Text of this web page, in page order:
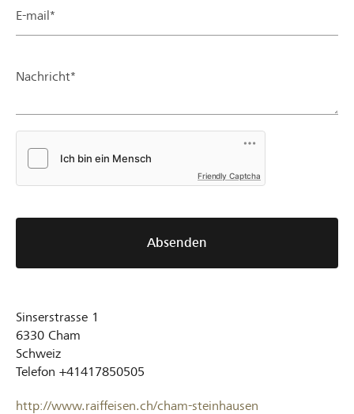
E-mail*
Nachricht*
Friendly Captcha
Absenden
Sinserstrasse 1
6330 Cham
Schweiz
Telefon +41417850505
http://www.raiffeisen.ch/cham-steinhausen